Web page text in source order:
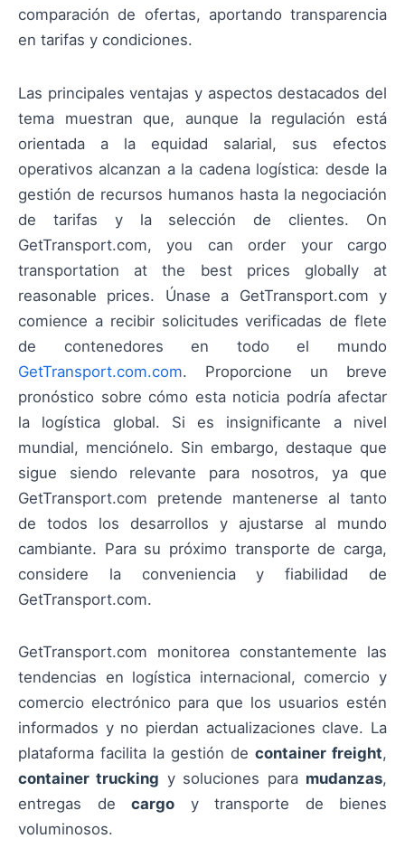
comparación de ofertas, aportando transparencia
en tarifas y condiciones.
Las principales ventajas y aspectos destacados del
tema muestran que, aunque la regulación está
orientada a la equidad salarial, sus efectos
operativos alcanzan a la cadena logística: desde la
gestión de recursos humanos hasta la negociación
de tarifas y la selección de clientes. On
GetTransport.com, you can order your cargo
transportation at the best prices globally at
reasonable prices. Únase a GetTransport.com y
comience a recibir solicitudes verificadas de flete
de contenedores en todo el mundo
GetTransport.com.com. Proporcione un breve
pronóstico sobre cómo esta noticia podría afectar
la logística global. Si es insignificante a nivel
mundial, menciónelo. Sin embargo, destaque que
sigue siendo relevante para nosotros, ya que
GetTransport.com pretende mantenerse al tanto
de todos los desarrollos y ajustarse al mundo
cambiante. Para su próximo transporte de carga,
considere la conveniencia y fiabilidad de
GetTransport.com.
GetTransport.com monitorea constantemente las
tendencias en logística internacional, comercio y
comercio electrónico para que los usuarios estén
informados y no pierdan actualizaciones clave. La
plataforma facilita la gestión de container freight,
container trucking y soluciones para mudanzas,
entregas de cargo y transporte de bienes
voluminosos.